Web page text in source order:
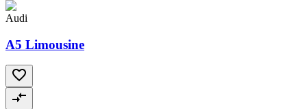
Audi
A5 Limousine